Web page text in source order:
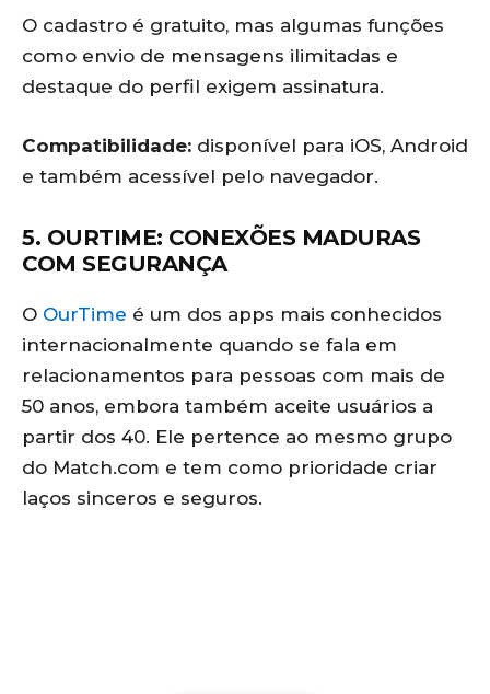
O cadastro é gratuito, mas algumas funções
como envio de mensagens ilimitadas e
destaque do perfil exigem assinatura.
Compatibilidade: disponível para iOS, Android
e também acessível pelo navegador.
5. OURTIME: CONEXÕES MADURAS
COM SEGURANÇA
O OurTime é um dos apps mais conhecidos
internacionalmente quando se fala em
relacionamentos para pessoas com mais de
50 anos, embora também aceite usuários a
partir dos 40. Ele pertence ao mesmo grupo
do Match.com e tem como prioridade criar
laços sinceros e seguros.